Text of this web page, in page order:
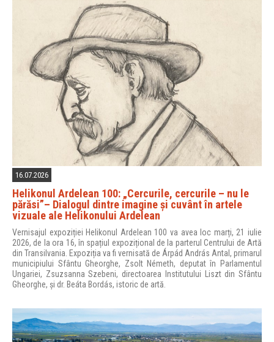
16.07.2026
Helikonul Ardelean 100: „Cercurile, cercurile – nu le
părăsi”– Dialogul dintre imagine și cuvânt în artele
vizuale ale Helikonului Ardelean
Vernisajul expoziției Helikonul Ardelean 100 va avea loc marți, 21 iulie
2026, de la ora 16, în spațiul expozițional de la parterul Centrului de Artă
din Transilvania. Expoziția va fi vernisată de Árpád András Antal, primarul
municipiului Sfântu Gheorghe, Zsolt Németh, deputat în Parlamentul
Ungariei, Zsuzsanna Szebeni, directoarea Institutului Liszt din Sfântu
Gheorghe, și dr. Beáta Bordás, istoric de artă.